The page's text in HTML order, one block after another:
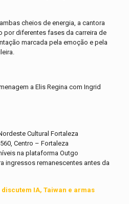
cheios de energia, a cantora
por diferentes fases da carreira de
marcada pela emoção e pela
a Elis Regina com Ingrid
Cultural Fortaleza
Centro – Fortaleza
na plataforma Outgo
ingressos remanescentes antes da
discutem IA, Taiwan e armas